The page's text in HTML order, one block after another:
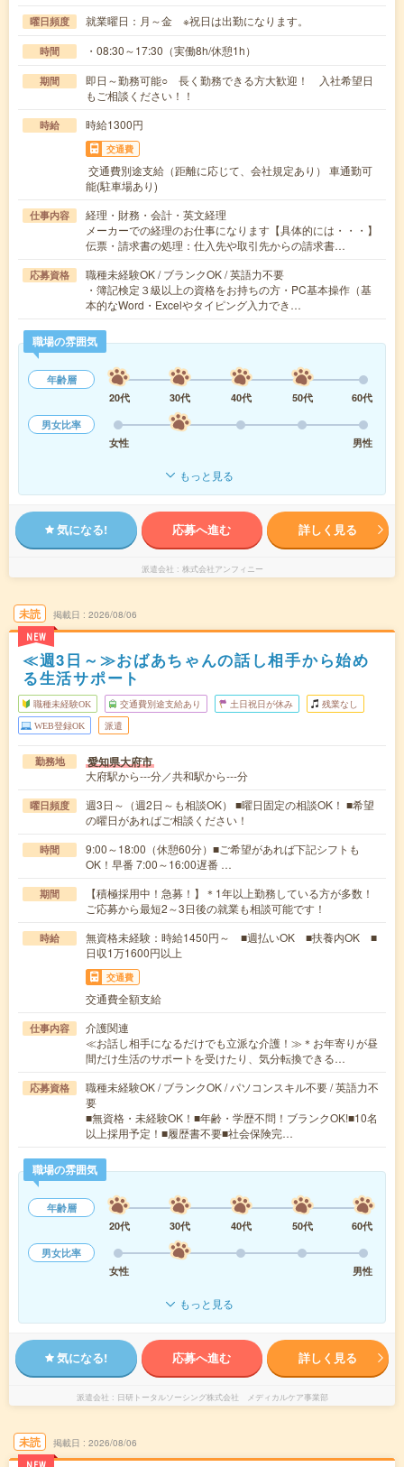
曜日頻度 就業曜日：月～金 ※祝日は出勤になります。
時間 ・08:30～17:30（実働8h/休憩1h）
期間
即日～勤務可能○ 長く勤務できる方大歓迎！ 入社希望日
もご相談ください！！
時給 時給1300円
交通費
交通費別途支給（距離に応じて、会社規定あり） 車通勤可
能(駐車場あり)
仕事内容
経理・財務・会計・英文経理
メーカーでの経理のお仕事になります【具体的には・・・】
伝票・請求書の処理：仕入先や取引先からの請求書…
応募資格
職種未経験OK / ブランクOK / 英語力不要
・簿記検定３級以上の資格をお持ちの方・PC基本操作（基
本的なWord・Excelやタイピング入力でき…
職場の雰囲気
年齢層
20代
30代 40代 50代
60代
男女比率
女性
男性
もっと見る
気になる! 応募へ進む 詳しく見る
派遣会社 株式会社アンフィニー
未読
NEW
掲載日 2026/08/06
≪週3日～≫おばあちゃんの話し相手から始め
る生活サポート
職種未経験OK 交通費別途支給あり 土日祝日が休み 残業なし
WEB登録OK 派遣
勤務地 愛知県大府市
大府駅から---分／共和駅から---分
曜日頻度
週3日～（週2日～も相談OK） ■曜日固定の相談OK！ ■希望
の曜日があればご相談ください！
時間
9:00～18:00（休憩60分）■ご希望があれば下記シフトも
OK！早番 7:00～16:00遅番 …
期間
【積極採用中！急募！】＊1年以上勤務している方が多数！
ご応募から最短2～3日後の就業も相談可能です！
時給
無資格未経験：時給1450円～ ■週払いOK ■扶養内OK ■
日収1万1600円以上
交通費
交通費全額支給
仕事内容
介護関連
≪お話し相手になるだけでも立派な介護！≫＊お年寄りが昼
間だけ生活のサポートを受けたり、気分転換できる…
応募資格
職種未経験OK / ブランクOK / パソコンスキル不要 / 英語力不
要
■無資格・未経験OK！■年齢・学歴不問！ブランクOK!■10名
以上採用予定！■履歴書不要■社会保険完…
職場の雰囲気
年齢層
20代
30代 40代 50代
60代
男女比率
女性
男性
もっと見る
気になる! 応募へ進む 詳しく見る
派遣会社 日研トータルソーシング株式会社 メディカルケア事業部
未読 掲載日 2026/08/06